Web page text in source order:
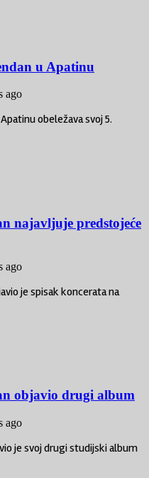
u Apatinu
ago
obeležava svoj 5.
najavljuje predstojeće
ago
je spisak koncerata na
objavio drugi album
ago
je svoj drugi studijski album